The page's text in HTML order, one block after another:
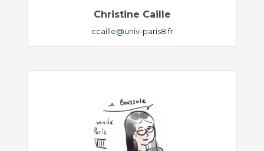
Christine Caille
ccaille@univ-paris8.fr